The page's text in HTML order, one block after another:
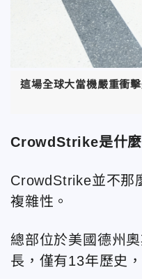
這場全球大當機嚴重衝
CrowdStrike是什麼
CrowdStrike並不那
複雜性。
總部位於美國德州
長，僅有13年歷史